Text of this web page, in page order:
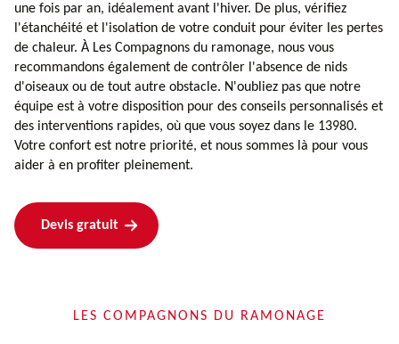
une fois par an, idéalement avant l'hiver. De plus, vérifiez
l'étanchéité et l'isolation de votre conduit pour éviter les pertes
de chaleur. À Les Compagnons du ramonage, nous vous
recommandons également de contrôler l'absence de nids
d'oiseaux ou de tout autre obstacle. N'oubliez pas que notre
équipe est à votre disposition pour des conseils personnalisés et
des interventions rapides, où que vous soyez dans le 13980.
Votre confort est notre priorité, et nous sommes là pour vous
aider à en profiter pleinement.
Devis gratuit
LES COMPAGNONS DU RAMONAGE